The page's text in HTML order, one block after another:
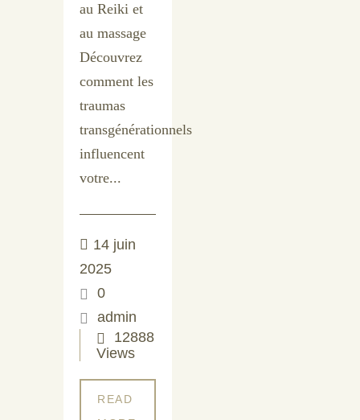
au Reiki et
au massage
Découvrez
comment les
traumas
transgénérationnels
influencent
votre...
14 juin
2025
0
admin
12888
Views
READ